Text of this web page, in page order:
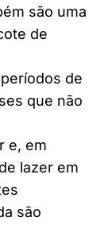
são uma
de
de
que não
e, em
lazer em
são